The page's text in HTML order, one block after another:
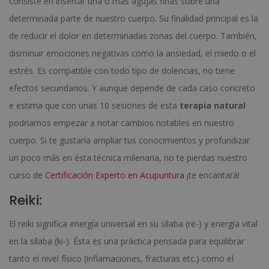
determinada parte de nuestro cuerpo. Su finalidad principal es la
de reducir el dolor en determinadas zonas del cuerpo. También,
disminuir emociones negativas como la ansiedad, el miedo o el
estrés. Es compatible con todo tipo de dolencias, no tiene
efectos secundarios. Y aunque depende de cada caso concreto
e estima que con unas 10 sesiones de esta terapia natural
podríamos empezar a notar cambios notables en nuestro
cuerpo. Si te gustaría ampliar tus conocimientos y profundizar
un poco más en ésta técnica milenaria, no te pierdas nuestro
curso de Certificación Experto en Acupuntura ¡te encantará!
Reiki:
El reiki significa energía universal en su sílaba (re-) y energía vital
en la sílaba (ki-). Ésta es una práctica pensada para equilibrar
tanto el nivel físico (inflamaciones, fracturas etc.) como el